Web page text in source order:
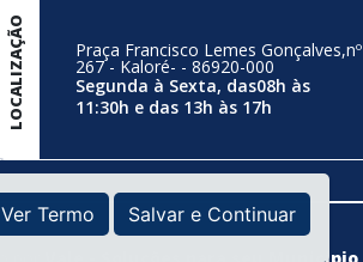
Ver Termo Salvar e Continuar
LOCALIZAÇÃO Praça Francisco Lemes Gonçalves,nº
267 - Kaloré- - 86920-000
Segunda à Sexta, das08h às
11:30h e das 13h às 17h